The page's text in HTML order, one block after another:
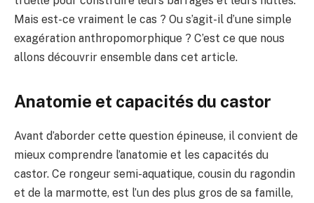
Mais est-ce vraiment le cas ? Ou s’agit-il d’une simple
exagération anthropomorphique ? C’est ce que nous
allons découvrir ensemble dans cet article.
Anatomie et capacités du castor
Avant d’aborder cette question épineuse, il convient de
mieux comprendre l’anatomie et les capacités du
castor. Ce rongeur semi-aquatique, cousin du ragondin
et de la marmotte, est l’un des plus gros de sa famille,